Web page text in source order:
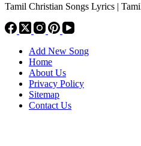
Tamil Christian Songs Lyrics |
Add New Song
Home
About Us
Privacy Policy
Sitemap
Contact Us